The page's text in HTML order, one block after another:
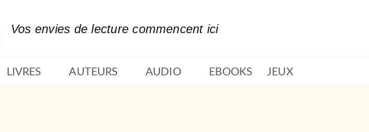
Vos envies de lecture commencent ici
LIVRES AUTEURS AUDIO EBOOKS JEUX